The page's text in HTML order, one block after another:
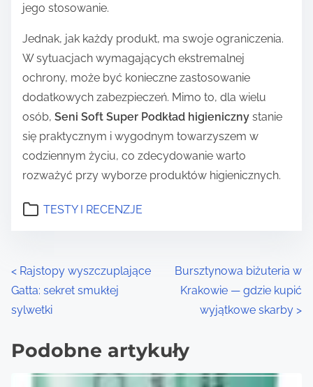
jego stosowanie.
Jednak, jak każdy produkt, ma swoje ograniczenia.
W sytuacjach wymagających ekstremalnej
ochrony, może być konieczne zastosowanie
dodatkowych zabezpieczeń. Mimo to, dla wielu
osób, Seni Soft Super Podkład higieniczny stanie
się praktycznym i wygodnym towarzyszem w
codziennym życiu, co zdecydowanie warto
rozważyć przy wyborze produktów higienicznych.
TESTY I RECENZJE
P
o
t
< Rajstopy wyszczuplające
Gatta: sekret smukłej
sylwetki
Bursztynowa biżuteria w
Krakowie — gdzie kupić
wyjątkowe skarby >
Podobne artykuły